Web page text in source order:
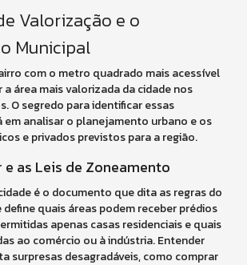
Valorização e o
Municipal
com o metro quadrado mais acessível
área mais valorizada da cidade nos
O segredo para identificar essas
analisar o planejamento urbano e os
e privados previstos para a região.
as Leis de Zoneamento
é o documento que dita as regras do
quais áreas podem receber prédios
apenas casas residenciais e quais
ao comércio ou à indústria. Entender
surpresas desagradáveis, como comprar